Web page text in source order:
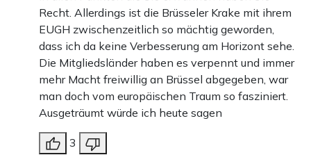
Recht. Allerdings ist die Brüsseler Krake mit ihrem
EUGH zwischenzeitlich so mächtig geworden,
dass ich da keine Verbesserung am Horizont sehe.
Die Mitgliedsländer haben es verpennt und immer
mehr Macht freiwillig an Brüssel abgegeben, war
man doch vom europäischen Traum so fasziniert.
Ausgeträumt würde ich heute sagen
3